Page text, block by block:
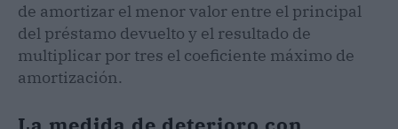
de amortizar el menor valor entre el principal
del préstamo devuelto y el resultado de
multiplicar por tres el coeficiente máximo de
amortización.